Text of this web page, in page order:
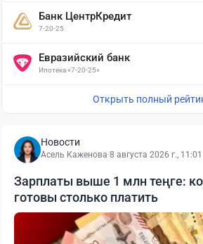
Банк ЦентрКредит
7-20-25
Евразийский банк
Ипотека «7-20-25»
Открыть полный
Новости
Асель Каженова·8 августа 2026 г., 11:01
Зарплаты выше 1 млн теңге:
готовы столько платить